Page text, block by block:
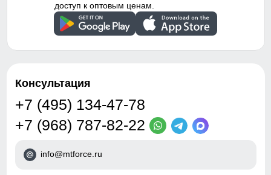
доступ к оптовым ценам.
Консультация
+7 (495) 134-47-78
+7 (968) 787-82-22
info@mtforce.ru